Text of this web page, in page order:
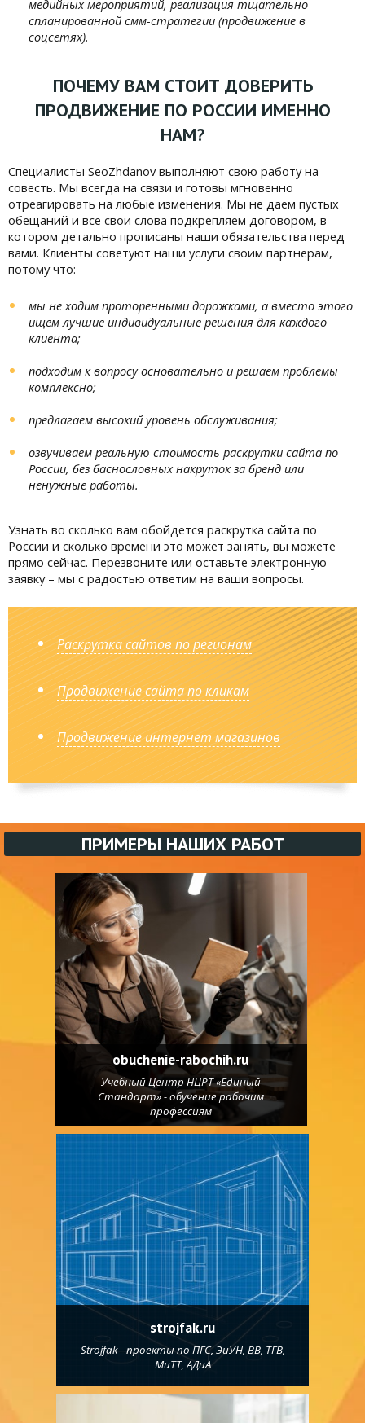
медийных мероприятий, реализация тщательно
спланированной смм-стратегии (продвижение в
соцсетях).
ПОЧЕМУ ВАМ СТОИТ ДОВЕРИТЬ
ПРОДВИЖЕНИЕ ПО РОССИИ ИМЕННО
НАМ?
Специалисты SeoZhdanov выполняют свою работу на
совесть. Мы всегда на связи и готовы мгновенно
отреагировать на любые изменения. Мы не даем пустых
обещаний и все свои слова подкрепляем договором, в
котором детально прописаны наши обязательства перед
вами. Клиенты советуют наши услуги своим партнерам,
потому что:
мы не ходим проторенными дорожками, а вместо этого
ищем лучшие индивидуальные решения для каждого
клиента;
подходим к вопросу основательно и решаем проблемы
комплексно;
предлагаем высокий уровень обслуживания;
озвучиваем реальную стоимость раскрутки сайта по
России, без баснословных накруток за бренд или
ненужные работы.
Узнать во сколько вам обойдется раскрутка сайта по
России и сколько времени это может занять, вы можете
прямо сейчас. Перезвоните или оставьте электронную
заявку – мы с радостью ответим на ваши вопросы.
Раскрутка сайтов по регионам
Продвижение сайта по кликам
Продвижение интернет магазинов
ПРИМЕРЫ НАШИХ РАБОТ
obuchenie-rabochih.ru
Учебный Центр НЦРТ «Единый
Стандарт» - обучение рабочим
профессиям
strojfak.ru
Strojfak - проекты по ПГС, ЭиУН, ВВ, ТГВ,
МиТТ, АДиА